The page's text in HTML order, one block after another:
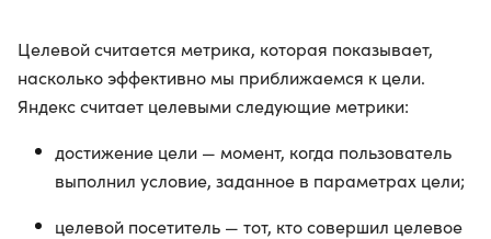
Целевой считается метрика, которая показывает,
насколько эффективно мы приближаемся к цели.
Яндекс считает целевыми следующие метрики:
достижение цели — момент, когда пользователь
выполнил условие, заданное в параметрах цели;
целевой посетитель — тот, кто совершил целевое